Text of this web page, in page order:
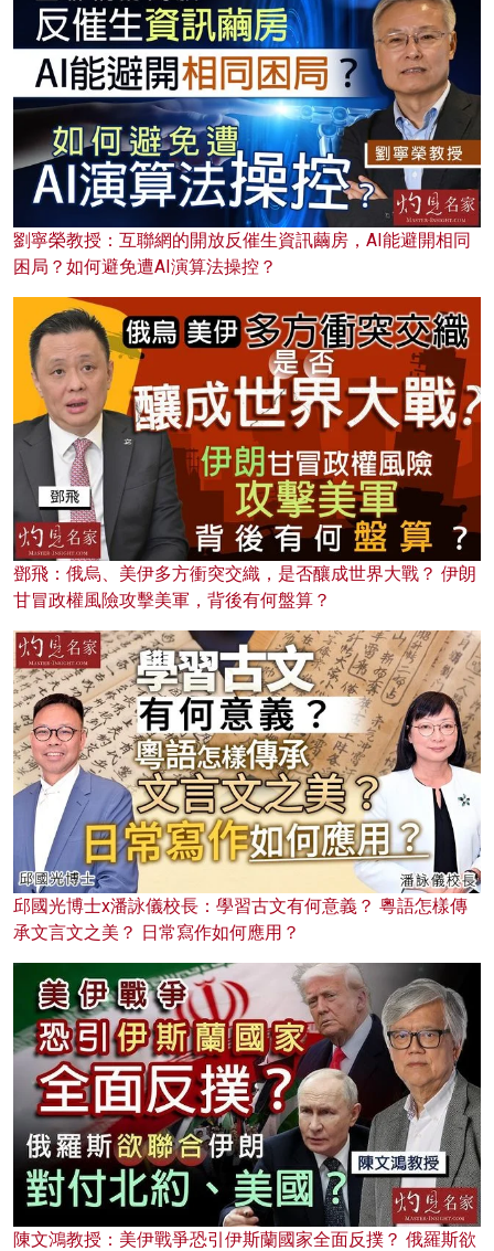
劉寧榮教授：互聯網的開放反催生資訊繭房，AI能避開相同
困局？如何避免遭AI演算法操控？
鄧飛：俄烏、美伊多方衝突交織，是否釀成世界大戰？ 伊朗
甘冒政權風險攻擊美軍，背後有何盤算？
邱國光博士x潘詠儀校長：學習古文有何意義？ 粵語怎樣傳
承文言文之美？ 日常寫作如何應用？
陳文鴻教授：美伊戰爭恐引伊斯蘭國家全面反撲？ 俄羅斯欲